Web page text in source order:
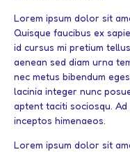
Lorem ipsum dolor sit
Quisque faucibus ex
id cursus mi pretium
aenean sed diam urna
nec metus bibendum
lacinia integer nunc
aptent taciti sociosqu.
inceptos himenaeos.
Lorem ipsum dolor sit